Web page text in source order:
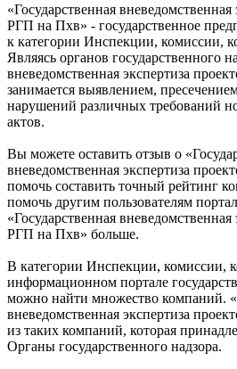
«Государственная вневедомственная
РГП на Пхв» - государственное
к категории Инспекции, комиссии,
Являясь органов государственного
вневедомственная экспертиза
занимается выявлением,
нарушений различных требований
актов.
Вы можете оставить отзыв о
вневедомственная экспертиза
помочь составить точный рейтинг
помочь другим пользователям
«Государственная вневедомственная
РГП на Пхв» больше.
В категории Инспекции, комиссии,
информационном портале
можно найти множество компаний.
вневедомственная экспертиза
из таких компаний, которая
Органы государственного надзора.